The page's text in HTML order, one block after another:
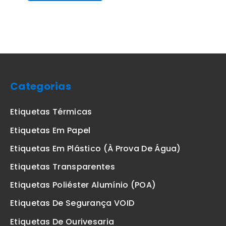
Categorias
Etiquetas Térmicas
Etiquetas Em Papel
Etiquetas Em Plástico (à Prova De Água)
Etiquetas Transparentes
Etiquetas Poliéster Alumínio (POA)
Etiquetas De Segurança VOID
Etiquetas De Ourivesaria